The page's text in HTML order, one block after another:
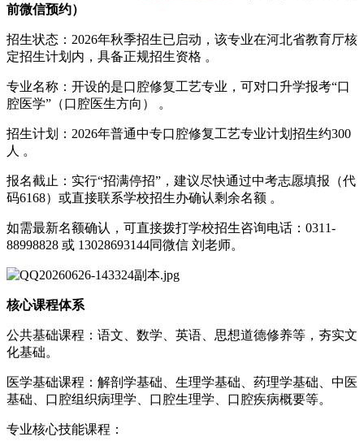
前微信预约）
招生状态‌：2026年秋季招生已启动，该专业在河北省教育厅核
定招生计划内，具备正规招生资格 。
专业名称‌：开设的是‌口腔修复工艺‌专业，可对口升学报考“口
腔医学”（口腔医生方向） 。
招生计划‌：2026年普通中专口腔修复工艺专业计划招生约‌300
人‌ 。
报名截止‌：实行“招满停招”，建议尽快通过中考志愿填报（代
码6168）或直接联系学校招生办确认剩余名额 。‌‌
如需最新名额确认，可直接拨打学校招生咨询电话：‌0311-
88998828‌ 或 13028693144同微信 刘老师。
核心课程体系
‌公共基础课程‌：语文、数学、英语、思想道德修养等，夯实文
化基础。
‌医学基础课程‌：解剖学基础、生理学基础、药理学基础、中医
基础、口腔组织病理学、口腔生理学、口腔疾病概要等。
专业核心技能课程‌：